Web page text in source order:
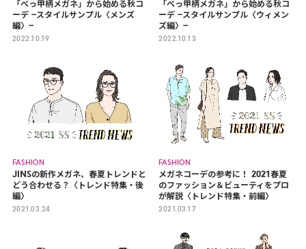
「べっ甲柄メガネ」から始める秋コ
ーデ −スタイルサンプル〈メンズ
編〉−
2022.10.19
「べっ甲柄メガネ」から始める秋コ
ーデ −スタイルサンプル〈ウィメン
ズ編〉−
2022.10.13
FASHION
JINSの新作メガネ、春夏トレンドと
どう合わせる？〈トレンド特集・後
編〉
2021.03.24
FASHION
メガネコーデの参考に！ 2021春夏
のファッション＆ビューティをプロ
が解説〈トレンド特集・前編〉
2021.03.17